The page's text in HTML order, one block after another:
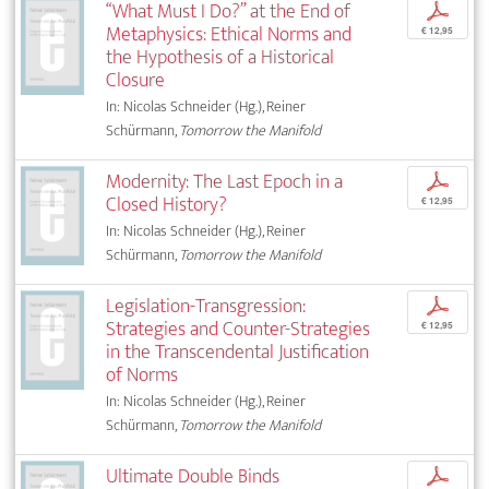
“What Must I Do?” at the End of
Metaphysics: Ethical Norms and
the Hypothesis of a Historical
Closure
In: Nicolas Schneider (Hg.), Reiner
Schürmann,Tomorrow the Manifold
p
€ 12,95
Modernity: The Last Epoch in a
Closed History?
In: Nicolas Schneider (Hg.), Reiner
Schürmann,Tomorrow the Manifold
p
€ 12,95
Legislation-Transgression:
Strategies and Counter-Strategies
in the Transcendental Justification
of Norms
In: Nicolas Schneider (Hg.), Reiner
Schürmann,Tomorrow the Manifold
p
€ 12,95
Ultimate Double Binds p